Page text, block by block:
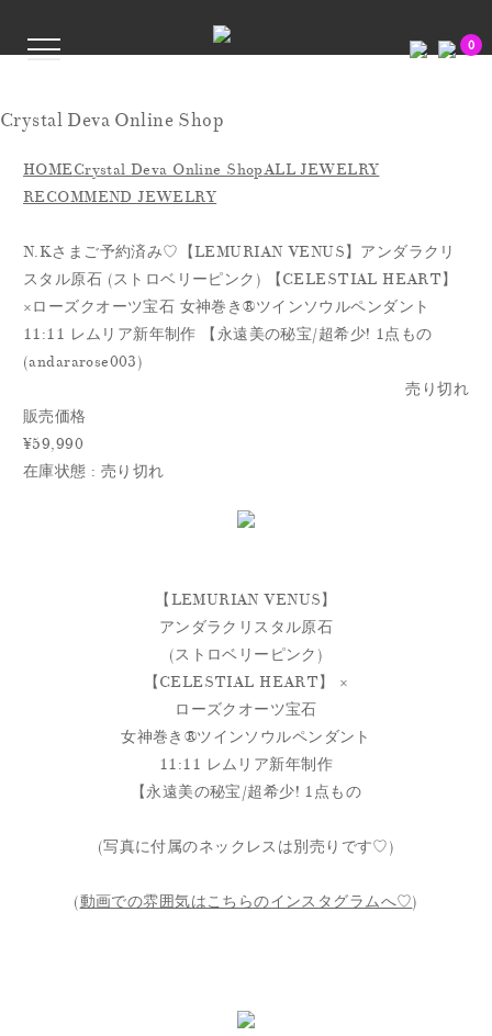
0
Crystal Deva Online Shop
HOMECrystal Deva Online ShopALL JEWELRY
RECOMMEND JEWELRY
N.Kさまご予約済み♡【LEMURIAN VENUS】アンダラクリ
スタル原石 (ストロベリーピンク) 【CELESTIAL HEART】
×ローズクオーツ宝石 女神巻き® ツインソウルペンダント
11:11 レムリア新年制作 【永遠美の秘宝/超希少! 1点もの
(andararose003)
売り切れ
販売価格
¥59,990
在庫状態 : 売り切れ
【LEMURIAN VENUS】
アンダラクリスタル原石
(ストロベリーピンク)
【CELESTIAL HEART】 ×
ローズクオーツ宝石
女神巻き® ツインソウルペンダント
11:11 レムリア新年制作
【永遠美の秘宝/超希少! 1点もの
(写真に付属のネックレスは別売りです♡)
(動画での雰囲気はこちらのインスタグラムへ♡)